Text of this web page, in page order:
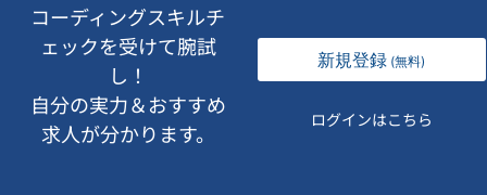
コーディングスキルチ
ェックを受けて腕試
し！
自分の実力＆おすすめ
求人が分かります。
新規登録 (無料)
ログインはこちら